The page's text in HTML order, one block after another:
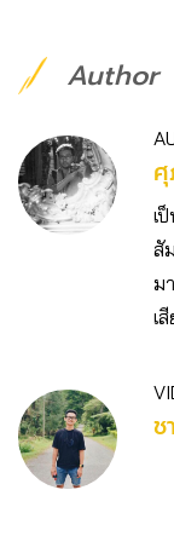
Author
เ
สั
ม
เ
ช